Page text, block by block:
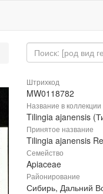
Штрихкод
MW0118782
Название в коллекции
Tilingia ajanensis
Принятое название
Tilingia ajanensis
Семейство
Apiaceae
Районирование
Сибирь, Дальний